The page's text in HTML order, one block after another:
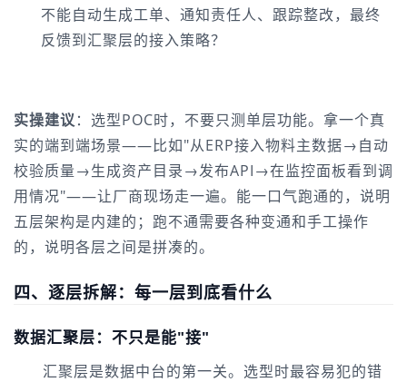
不能自动生成工单、通知责任人、跟踪整改，最终
反馈到汇聚层的接入策略？
实操建议：选型POC时，不要只测单层功能。拿一个真
实的端到端场景——比如"从ERP接入物料主数据→自动
校验质量→生成资产目录→发布API→在监控面板看到调
用情况"——让厂商现场走一遍。能一口气跑通的，说明
五层架构是内建的；跑不通需要各种变通和手工操作
的，说明各层之间是拼凑的。
四、逐层拆解：每一层到底看什么
数据汇聚层：不只是能"接"
汇聚层是数据中台的第一关。选型时最容易犯的错